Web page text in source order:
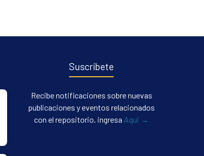
Suscríbete
Recibe notificaciones sobre nuevas
publicaciones y eventos relacionados
con el repositorio. ingresa Aqui →